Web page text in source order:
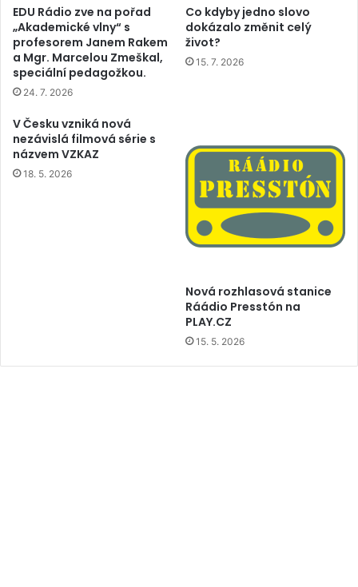
EDU Rádio zve na pořad
„Akademické vlny“ s
profesorem Janem Rakem
a Mgr. Marcelou Zmeškal,
speciální pedagožkou.
24. 7. 2026
Co kdyby jedno slovo
dokázalo změnit celý
život?
15. 7. 2026
V Česku vzniká nová
nezávislá filmová série s
názvem VZKAZ
18. 5. 2026
Nová rozhlasová stanice
Ráádio Presstón na
PLAY.CZ
15. 5. 2026